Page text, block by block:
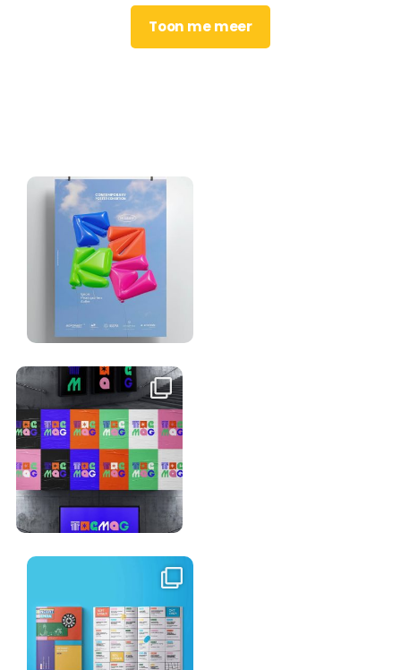
Toon me meer